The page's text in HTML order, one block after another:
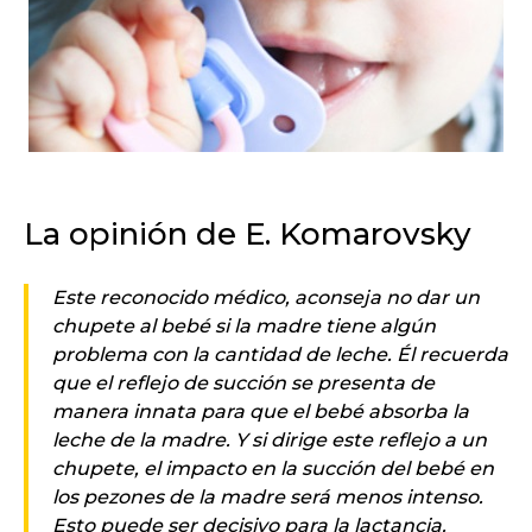
La opinión de E. Komarovsky
Este reconocido médico, aconseja no dar un
chupete al bebé si la madre tiene algún
problema con la cantidad de leche. Él recuerda
que el reflejo de succión se presenta de
manera innata para que el bebé absorba la
leche de la madre. Y si dirige este reflejo a un
chupete, el impacto en la succión del bebé en
los pezones de la madre será menos intenso.
Esto puede ser decisivo para la lactancia.